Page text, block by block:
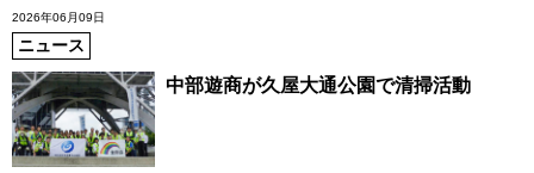
2026年06月09日
ニュース
中部遊商が久屋大通公園で清掃活動